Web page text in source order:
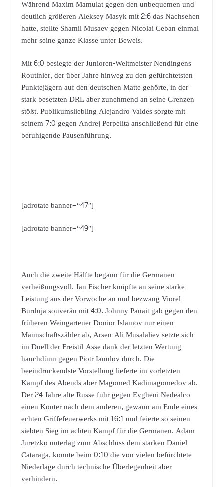
Während Maxim Mamulat gegen den unbequemen und
deutlich größeren Aleksey Masyk mit 2:6 das Nachsehen
hatte, stellte Shamil Musaev gegen Nicolai Ceban einmal
mehr seine ganze Klasse unter Beweis.
Mit 6:0 besiegte der Junioren-Weltmeister Nendingens
Routinier, der über Jahre hinweg zu den gefürchtetsten
Punktejägern auf den deutschen Matte gehörte, in der
stark besetzten DRL aber zunehmend an seine Grenzen
stößt. Publikumsliebling Alejandro Valdes sorgte mit
seinem 7:0 gegen Andrej Perpelita anschließend für eine
beruhigende Pausenführung.
[adrotate banner=“47″]
[adrotate banner=“49″]
Auch die zweite Hälfte begann für die Germanen
verheißungsvoll. Jan Fischer knüpfte an seine starke
Leistung aus der Vorwoche an und bezwang Viorel
Burduja souverän mit 4:0. Johnny Panait gab gegen den
früheren Weingartener Donior Islamov nur einen
Mannschaftszähler ab, Arsen-Ali Musalaliev setzte sich
im Duell der Freistil-Asse dank der letzten Wertung
hauchdünn gegen Piotr Ianulov durch. Die
beeindruckendste Vorstellung lieferte im vorletzten
Kampf des Abends aber Magomed Kadimagomedov ab.
Der 24 Jahre alte Russe fuhr gegen Evgheni Nedealco
einen Konter nach dem anderen, gewann am Ende eines
echten Griffefeuerwerks mit 16:1 und feierte so seinen
siebten Sieg im achten Kampf für die Germanen. Adam
Juretzko unterlag zum Abschluss dem starken Daniel
Cataraga, konnte beim 0:10 die von vielen befürchtete
Niederlage durch technische Überlegenheit aber
verhindern.